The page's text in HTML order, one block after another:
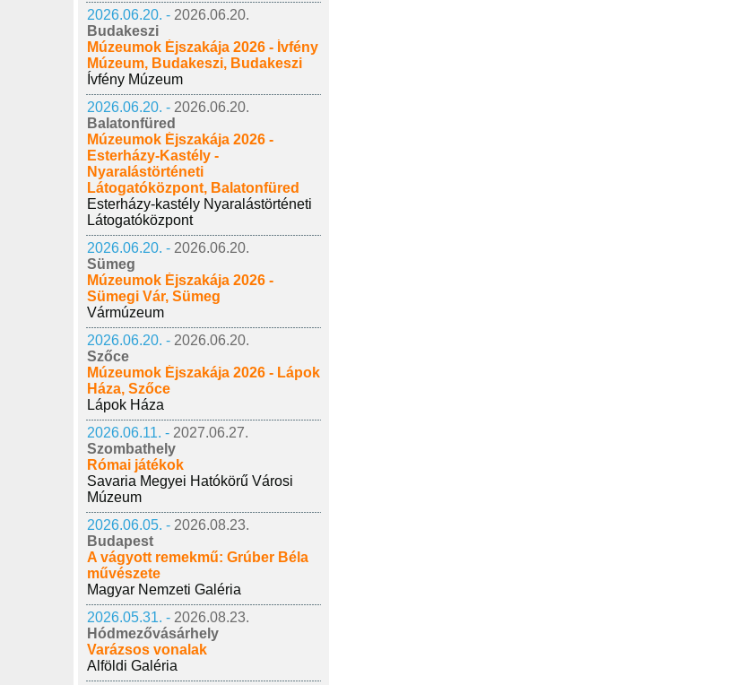
2026.06.20. - 2026.06.20.
Budakeszi
Múzeumok Éjszakája 2026 - Ívfény
Múzeum, Budakeszi, Budakeszi
Ívfény Múzeum
2026.06.20. - 2026.06.20.
Balatonfüred
Múzeumok Éjszakája 2026 -
Esterházy-Kastély -
Nyaralástörténeti
Látogatóközpont, Balatonfüred
Esterházy-kastély Nyaralástörténeti
Látogatóközpont
2026.06.20. - 2026.06.20.
Sümeg
Múzeumok Éjszakája 2026 -
Sümegi Vár, Sümeg
Vármúzeum
2026.06.20. - 2026.06.20.
Szőce
Múzeumok Éjszakája 2026 - Lápok
Háza, Szőce
Lápok Háza
2026.06.11. - 2027.06.27.
Szombathely
Római játékok
Savaria Megyei Hatókörű Városi
Múzeum
2026.06.05. - 2026.08.23.
Budapest
A vágyott remekmű: Grúber Béla
művészete
Magyar Nemzeti Galéria
2026.05.31. - 2026.08.23.
Hódmezővásárhely
Varázsos vonalak
Alföldi Galéria